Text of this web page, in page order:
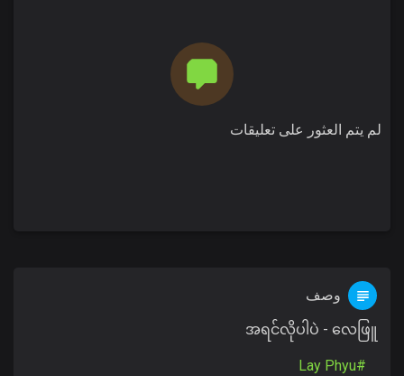
لم يتم العثور على تعليقات
وصف
အရင်လိုပါပဲ - လေဖြူ
#Lay Phyu